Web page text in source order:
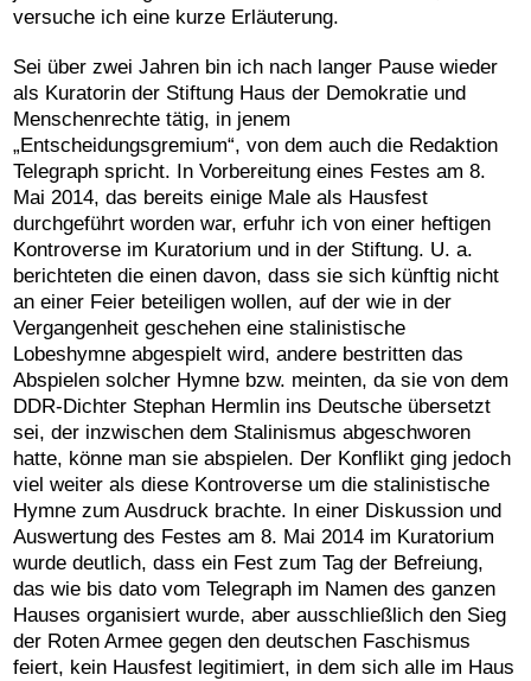
versuche ich eine kurze Erläuterung.
Sei über zwei Jahren bin ich nach langer Pause wieder
als Kuratorin der Stiftung Haus der Demokratie und
Menschenrechte tätig, in jenem
„Entscheidungsgremium“, von dem auch die Redaktion
Telegraph spricht. In Vorbereitung eines Festes am 8.
Mai 2014, das bereits einige Male als Hausfest
durchgeführt worden war, erfuhr ich von einer heftigen
Kontroverse im Kuratorium und in der Stiftung. U. a.
berichteten die einen davon, dass sie sich künftig nicht
an einer Feier beteiligen wollen, auf der wie in der
Vergangenheit geschehen eine stalinistische
Lobeshymne abgespielt wird, andere bestritten das
Abspielen solcher Hymne bzw. meinten, da sie von dem
DDR-Dichter Stephan Hermlin ins Deutsche übersetzt
sei, der inzwischen dem Stalinismus abgeschworen
hatte, könne man sie abspielen. Der Konflikt ging jedoch
viel weiter als diese Kontroverse um die stalinistische
Hymne zum Ausdruck brachte. In einer Diskussion und
Auswertung des Festes am 8. Mai 2014 im Kuratorium
wurde deutlich, dass ein Fest zum Tag der Befreiung,
das wie bis dato vom Telegraph im Namen des ganzen
Hauses organisiert wurde, aber ausschließlich den Sieg
der Roten Armee gegen den deutschen Faschismus
feiert, kein Hausfest legitimiert, in dem sich alle im Haus